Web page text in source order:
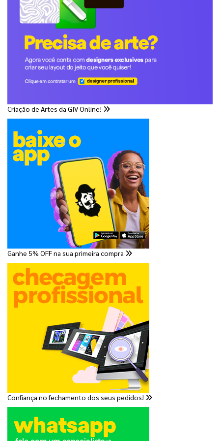
Criação de Artes da GIV Online!
Ganhe 5% OFF na sua primeira compra
Confiança no fechamento dos seus pedidos!